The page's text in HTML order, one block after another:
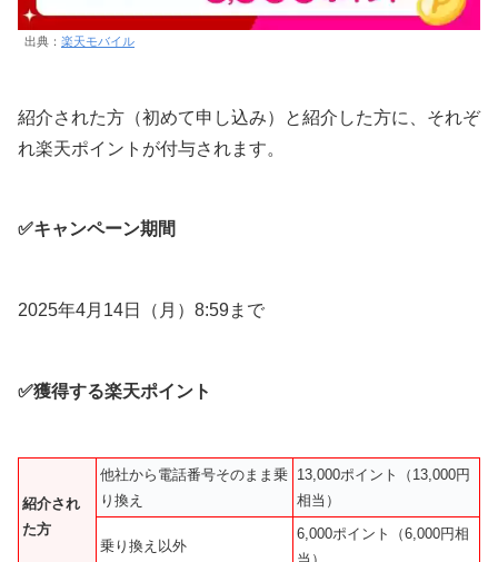
出典： 楽天モバイル
紹介された方（初めて申し込み）と紹介した方に、それぞ
れ楽天ポイントが付与されます。
✅キャンペーン期間
2025年4月14日（月）8:59まで
✅獲得する楽天ポイント
紹介され
た方
他社から電話番号そのまま乗
り換え
13,000ポイント（13,000円
相当）
乗り換え以外
6,000ポイント（6,000円相